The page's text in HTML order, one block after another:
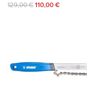
129,00€110,00€